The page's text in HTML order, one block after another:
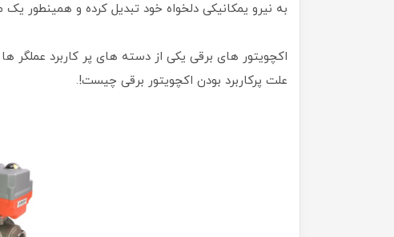
به نیرو یمکانیکی دلخواه خود تبدیل کرده و همینطور
اکچویتور های برقی یکی از دسته های پر کاربرد
علت پرکاربرد بودن اکچویتور برقی چیست!.